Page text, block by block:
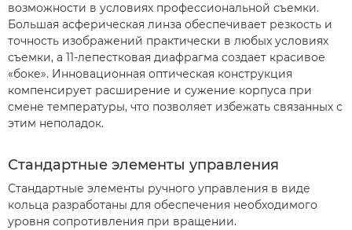
возможности в условиях профессиональной съемки.
Большая асферическая линза обеспечивает резкость и
точность изображений практически в любых условиях
съемки, а 11-лепестковая диафрагма создает красивое
«боке». Инновационная оптическая конструкция
компенсирует расширение и сужение корпуса при
смене температуры, что позволяет избежать связанных с
этим неполадок.
Стандартные элементы управления
Стандартные элементы ручного управления в виде
кольца разработаны для обеспечения необходимого
уровня сопротивления при вращении.